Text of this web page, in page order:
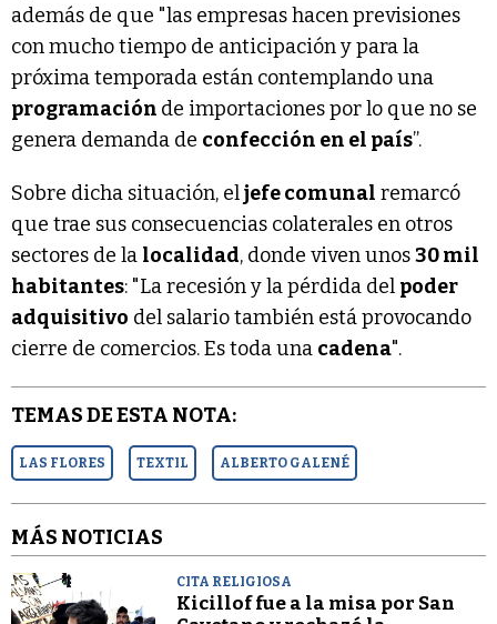
además de que "las empresas hacen previsiones
con mucho tiempo de anticipación y para la
próxima temporada están contemplando una
programación de importaciones por lo que no se
genera demanda de confección en el país”.
Sobre dicha situación, eljefe comunal remarcó
que trae sus consecuencias colaterales en otros
sectores de la localidad, donde viven unos30 mil
habitantes: "La recesión y la pérdida del poder
adquisitivo del salario también está provocando
cierre de comercios. Es toda una cadena".
TEMAS DE ESTA NOTA:
LAS FLORES TEXTIL ALBERTO GALENÉ
MÁS NOTICIAS
CITA RELIGIOSA
Kicillof fue a la misa por San